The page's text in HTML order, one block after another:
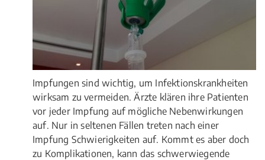
Impfungen sind wichtig, um Infektionskrankheiten
wirksam zu vermeiden. Ärzte klären ihre Patienten
vor jeder Impfung auf mögliche Nebenwirkungen
auf. Nur in seltenen Fällen treten nach einer
Impfung Schwierigkeiten auf. Kommt es aber doch
zu Komplikationen, kann das schwerwiegende